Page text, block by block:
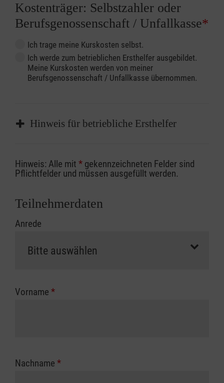
Kostenträger: Selbstzahler oder
Berufsgenossenschaft / Unfallkasse*
Ich trage meine Kurskosten selbst.
Ich werde zum betrieblichen Ersthelfer ausgebildet.
Meine Kurskosten werden von meiner
Berufsgenossenschaft / Unfallkasse übernommen.
Hinweis für betriebliche Ersthelfer
Sofern Sie ein Kostenübernahmeverfahren
Ihrer Berufsgenossenschaft / Unfallkasse
Abrechnungsunterlagen spätestens zu
erfolgt eine Abrechnung der vollen Kursgebühr
Die notwendigen Formulare für die
zuständigen Berufsgenossenschaft oder
Hinweis: Alle mit * gekennzeichneten Felder sind
Pflichtfelder und müssen ausgefüllt werden.
Teilnehmerdaten
Anrede
Vorname *
Nachname *